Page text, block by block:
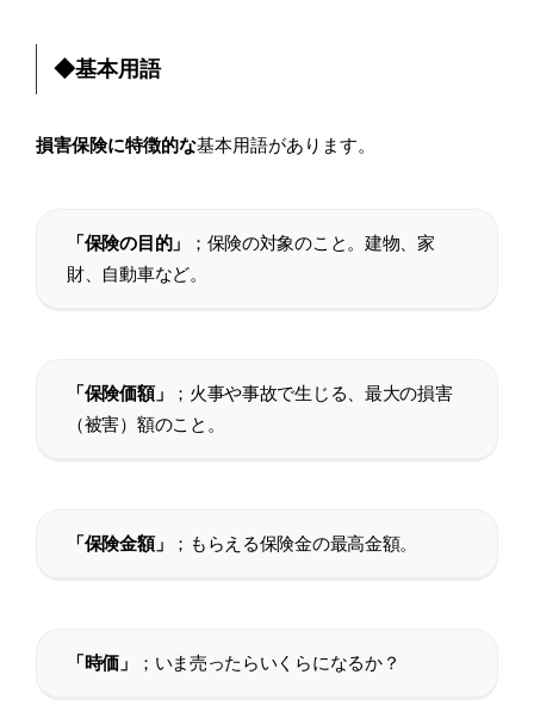
◆基本用語
損害保険に特徴的な基本用語があります。
「保険の目的」
；保険の対象のこと。建物、家
財、自動車など。
「保険価額」
；火事や事故で生じる、最大の損害
（被害）額のこと。
「保険金額」 ；もらえる保険金の最高金額。
「時価」 ；いま売ったらいくらになるか？